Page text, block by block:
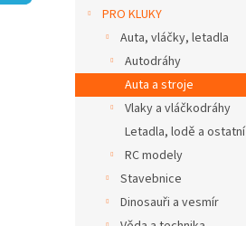
PRO KLUKY
Auta, vláčky, letadla
Autodráhy
Auta a stroje
Vlaky a vláčkodráhy
Letadla, lodě a ostatní
RC modely
Stavebnice
Dinosauři a vesmír